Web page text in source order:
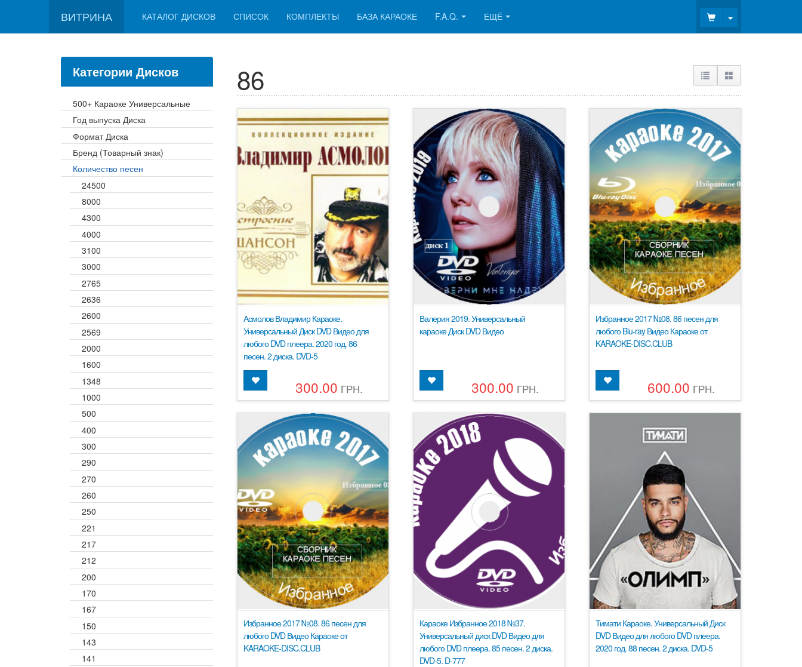
ВИТРИНА КАТАЛОГ ДИСКОВ СПИСОК КОМПЛЕКТЫ БАЗА КАРАОКЕ F.A.Q. ЕЩЁ Toggle Dropdown
86
Асмолов Владимир Караоке.
Универсальный Диск DVD Видео для
любого DVD плеера. 2020 год. 86
песен. 2 диска. DVD-5
300.00 ГРН.
Валерия 2019. Универсальный
караоке Диск DVD Видео
300.00 ГРН.
Избранное 2017 №08. 86 песен для
любого Blu-ray Видео Караоке от
KARAOKE-DISC.CLUB
600.00 ГРН.
Избранное 2017 №08. 86 песен для
любого DVD Видео Караоке от
KARAOKE-DISC.CLUB
Караоке Избранное 2018 №37.
Универсальный диск DVD Видео для
любого DVD плеера. 85 песен. 2 диска.
DVD-5. D-777
Тимати Караоке. Универсальный Диск
DVD Видео для любого DVD плеера.
2020 год. 88 песен. 2 диска. DVD-5
Категории Дисков
500+ Караоке Универсальные
Год выпуска Диска
Формат Диска
Бренд (Товарный знак)
Количество песен
24500
8000
4300
4000
3100
3000
2765
2636
2600
2569
2000
1600
1348
1000
500
400
300
290
270
260
250
221
217
212
200
170
167
150
143
141